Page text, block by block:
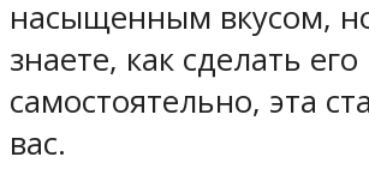
насыщенным вкусом,
знаете, как сделать его
самостоятельно, эта
вас.